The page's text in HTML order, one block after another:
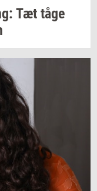
Tæt tåge